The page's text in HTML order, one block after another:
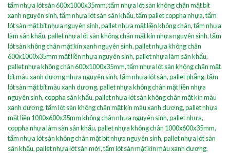
tấm nhựa lót sàn 600x1000x35mm,tấm nhựa lót sàn không chân mặt bít
xanh nguyên sinh,tấm nhựa lót sàn sân khấu,tấm pallet coppha nhựa,tấm
lót sàn mặt bít nhựa nguyên sinh,pallet nhựa mặt liền không chân,tấm nhựa
làm sân khấu,pallet nhựa lót sàn không chân mặt kín nhựa nguyên sinh,tấm
lót sàn không chân mặt kín xanh nguyên sinh,pallet nhựa không chân
600x1000x35mm mặt liền nhựa nguyên sinh,pallet nhựa làm sân khấu,
pallet nhựa không chân 600x1000x35mm,tấm nhựa lót sàn không chân mặt
bít màu xanh dương nhựa nguyên sinh,tấm nhựa lót sàn,pallet phẳng,tấm
lót sàn mặt bít màu xanh dương,pallet nhựa không chân mặt liền nhựa
nguyên sinh,coppha sân khấu,pallet nhựa lót sàn không chân mặt kín màu
xanh dương,tấm lót sàn không chân mặt kín màu xanh dương,pallet nhựa
mặt liền 1000x600x35mm không chân nhựa nguyên sinh,pallet nhựa,
coppha nhựa làm sàn sân khấu,pallet nhựa không chân 1000x600x35mm,
tấm nhựa lót sàn không chân mặt bít nhựa nguyên sinh,pallet nhựa lót sàn
sân khấu,pallet nhựa lót sàn mới,tấm lót sàn mặt kín màu xanh dương,